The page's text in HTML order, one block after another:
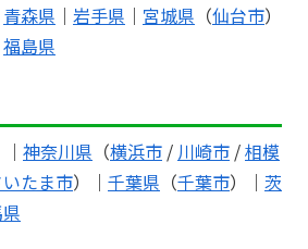
青森県 ｜ 岩手県 ｜ 宮城県 （仙台市）
福島県
神奈川県 （横浜市 / 川崎市 /相模
いたま市）｜ 千葉県 （千葉市）｜ 茨